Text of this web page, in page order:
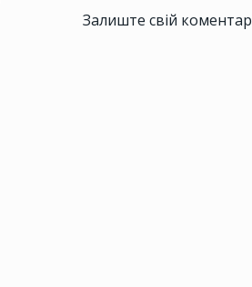
Залиште свій коментар